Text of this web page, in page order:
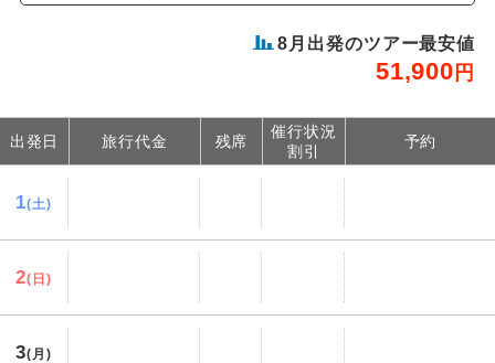
8 月出発のツアー最安値
51,900 円
出発日 旅行代金 残席
催行状況
割引
予約
1(土)
2(日)
3(月)